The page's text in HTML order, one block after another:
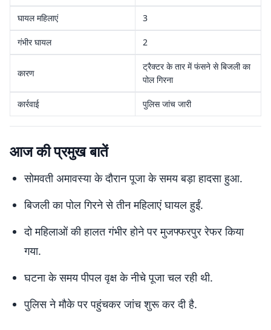
घायल महिलाएं 3
गंभीर घायल 2
कारण
ट्रैक्टर के तार में फंसने से बिजली का
पोल गिरना
कार्रवाई पुलिस जांच जारी
आज की प्रमुख बातें
सोमवती अमावस्या के दौरान पूजा के समय बड़ा हादसा हुआ.
बिजली का पोल गिरने से तीन महिलाएं घायल हुईं.
दो महिलाओं की हालत गंभीर होने पर मुजफ्फरपुर रेफर किया
गया.
घटना के समय पीपल वृक्ष के नीचे पूजा चल रही थी.
पुलिस ने मौके पर पहुंचकर जांच शुरू कर दी है.